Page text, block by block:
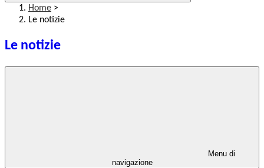
Home >
Le notizie
Le notizie
Menu di
navigazione